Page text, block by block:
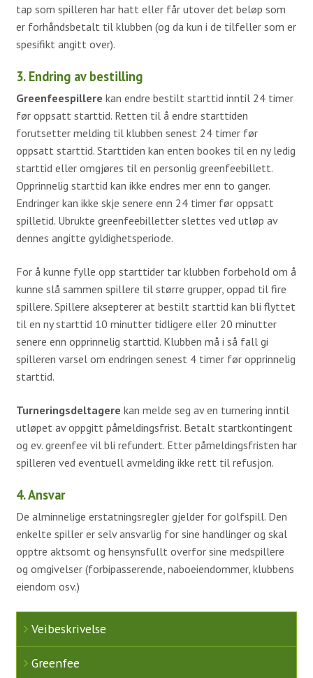
Kurskalender 2026
Kom med innspill
Om Tora Wiberg
Juniortrening
Aktiviteter
Uttakskriterier LAG-NM
FORE! Folkehelse
Damegruppa
Juniorgruppen
Elitegruppe
Seniorgruppen
Turneringsliste
Aktivitetskalender
Kontakt oss
Ansatte
Komitéer / grupper 2025
tap som spilleren har hatt eller får utover det beløp som
er forhåndsbetalt til klubben (og da kun i de tilfeller som er
spesifikt angitt over).
3. Endring av bestilling
Greenfeespillere kan endre bestilt starttid inntil 24 timer
før oppsatt starttid. Retten til å endre starttiden
forutsetter melding til klubben senest 24 timer før
oppsatt starttid. Starttiden kan enten bookes til en ny ledig
starttid eller omgjøres til en personlig greenfeebillett.
Opprinnelig starttid kan ikke endres mer enn to ganger.
Endringer kan ikke skje senere enn 24 timer før oppsatt
spilletid. Ubrukte greenfeebilletter slettes ved utløp av
dennes angitte gyldighetsperiode.
For å kunne fylle opp starttider tar klubben forbehold om å
kunne slå sammen spillere til større grupper, oppad til fire
spillere. Spillere aksepterer at bestilt starttid kan bli flyttet
til en ny starttid 10 minutter tidligere eller 20 minutter
senere enn opprinnelig starttid. Klubben må i så fall gi
spilleren varsel om endringen senest 4 timer før opprinnelig
starttid.
Turneringsdeltagere kan melde seg av en turnering inntil
utløpet av oppgitt påmeldingsfrist. Betalt startkontingent
og ev. greenfee vil bli refundert. Etter påmeldingsfristen har
spilleren ved eventuell avmelding ikke rett til refusjon.
4. Ansvar
De alminnelige erstatningsregler gjelder for golfspill. Den
enkelte spiller er selv ansvarlig for sine handlinger og skal
opptre aktsomt og hensynsfullt overfor sine medspillere
og omgivelser (forbipasserende, naboeiendommer, klubbens
eiendom osv.)
Veibeskrivelse
Greenfee